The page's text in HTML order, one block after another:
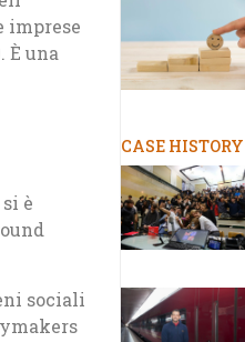
imprese
È una
è
sociali
CASE HISTORY